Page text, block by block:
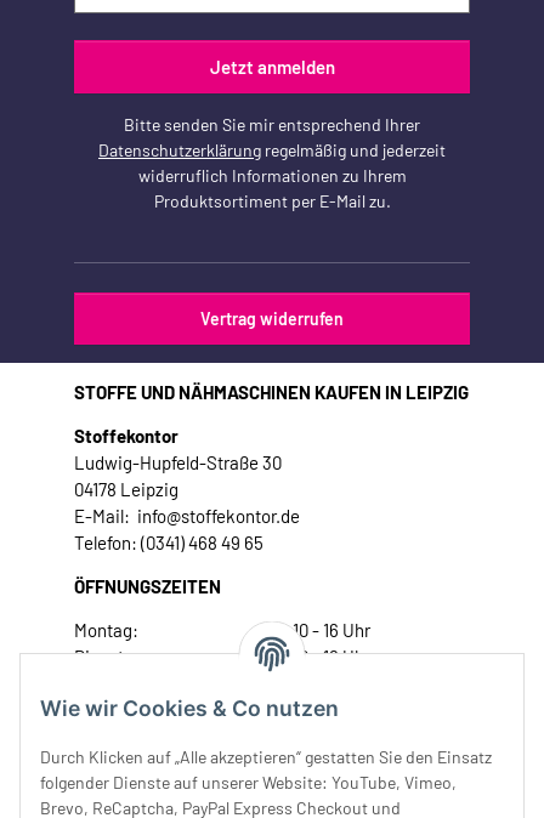
Wie wir Cookies & Co nutzen
Durch Klicken auf „Alle akzeptieren“ gestatten Sie den Einsatz
folgender Dienste auf unserer Website: YouTube, Vimeo,
Brevo, ReCaptcha, PayPal Express Checkout und
Jetzt anmelden
Bitte senden Sie mir entsprechend Ihrer
Datenschutzerklärung regelmäßig und jederzeit
widerruflich Informationen zu Ihrem
Produktsortiment per E-Mail zu.
Vertrag widerrufen
STOFFE UND NÄHMASCHINEN KAUFEN IN LEIPZIG
Stoffekontor
Ludwig-Hupfeld-Straße 30
04178 Leipzig
E-Mail: info@stoffekontor.de
Telefon: (0341) 468 49 65
ÖFFNUNGSZEITEN
Montag:
10 - 16 Uhr
Dienstag:
10 - 16 Uhr
Donnerstag:
10 - 18 Uhr
Samstag:
10 - 14 Uhr
Unser Service